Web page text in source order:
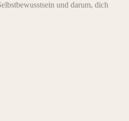
und darum, dich